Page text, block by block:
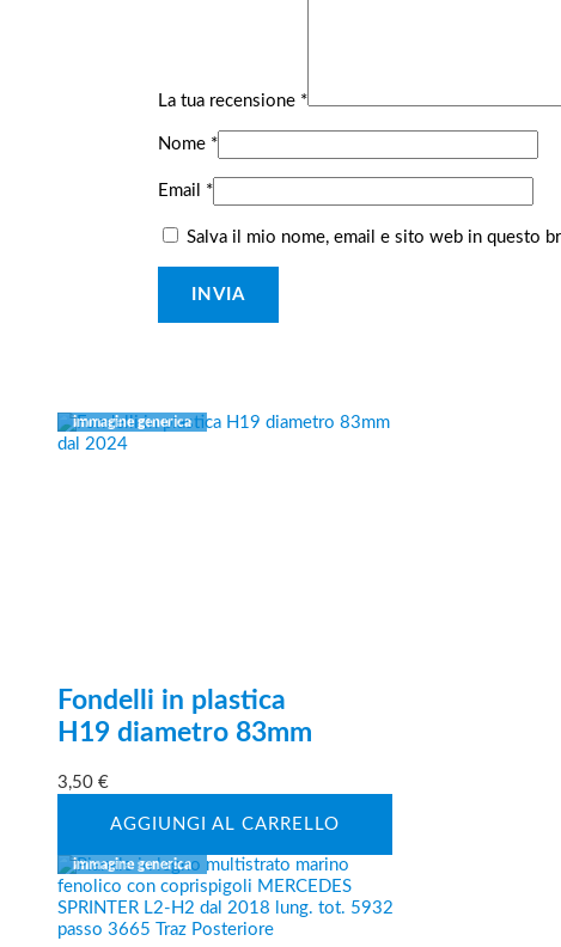
La tua recensione *
Nome *
Email *
Salva il mio nome, email e sito web in questo
Fondelli in plastica
H19 diametro 83mm
3,50 €
AGGIUNGI AL CARRELLO